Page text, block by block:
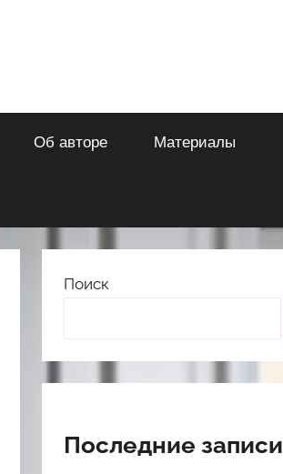
Об авторе Материалы
Поиск
Последние записи